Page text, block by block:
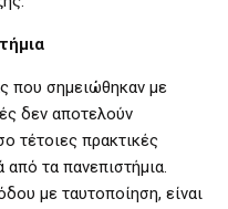
που σημειώθηκαν με
δεν αποτελούν
τέτοιες πρακτικές
από τα πανεπιστήμια.
με ταυτοποίηση, είναι